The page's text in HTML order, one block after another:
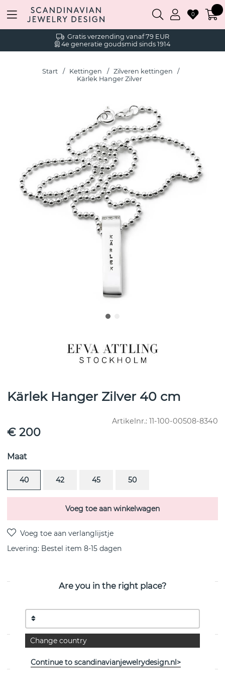
Gratis verzending vanaf 79 EUR
4e generatie goudsmid sinds 1914
0
Start Kettingen
Zilveren kettingen
Kärlek Hanger Zilver
Kärlek Hanger Zilver 40 cm
Artikelnr.: 11-100-00508-8340
€ 200
Maat
40 42 45 50
Voeg toe aan winkelwagen
Levering: Bestel item 8-15 dagen
Kärlek is een sterling zilveren hanger/ketting van het
Zweedse Efva Attling
EIGENSCHAPPEN
Are you in the right place?
Change country
Continue to scandinavianjewelrydesign.nl>